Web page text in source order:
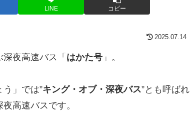
LINE コピー
2025.07.14
夜高速バス「 はかた号 」。
」では”キング・オブ・深夜バス”とも呼ばれ
高速バスです。